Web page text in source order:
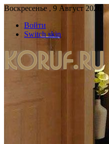
Воскресенье , 9 Август 2026
Войти
Switch skin